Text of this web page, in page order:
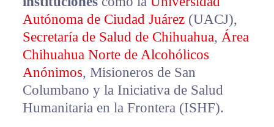
Autónoma de Ciudad Juárez(UACJ),
Secretaría de Salud de Chihuahua, Área
Chihuahua Norte de Alcohólicos
Anónimos, Misioneros de San
Columbano y la Iniciativa de Salud
Humanitaria en la Frontera (ISHF).